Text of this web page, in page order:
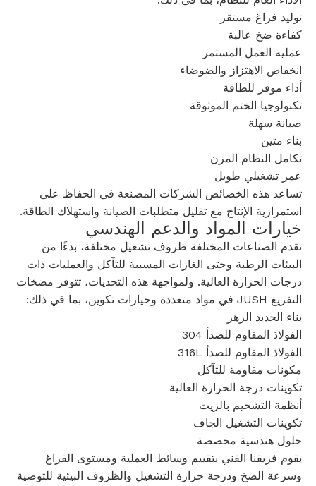
توليد فراغ مستقر
كفاءة ضخ عالية
عملية العمل المستمر
انخفاض الاهتزاز والضوضاء
أداء موفر للطاقة
تكنولوجيا الختم الموثوقة
صيانة سهلة
بناء متين
تكامل النظام المرن
عمر تشغيلي طويل
تساعد هذه الخصائص الشركات المصنعة في الحفاظ على
استمرارية الإنتاج مع تقليل متطلبات الصيانة واستهلاك الطاقة.
خيارات المواد والدعم الهندسي
تقدم الصناعات المختلفة ظروف تشغيل مختلفة، بدءًا من
البيئات الرطبة وحتى الغازات المسببة للتآكل والعمليات ذات
درجات الحرارة العالية. ولمواجهة هذه التحديات، تتوفر مضخات
التفريغ JUSH في مواد متعددة وخيارات تكوين، بما في ذلك:
بناء الحديد الزهر
الفولاذ المقاوم للصدأ 304
الفولاذ المقاوم للصدأ 316L
مكونات مقاومة للتآكل
تكوينات درجة الحرارة العالية
أنظمة التشحيم بالزيت
تكوينات التشغيل الجاف
حلول هندسية مخصصة
يقوم فريقنا الفني بتقييم وسائط العملية ومستوى الفراغ
وسرعة الضخ ودرجة حرارة التشغيل والظروف البيئية للتوصية